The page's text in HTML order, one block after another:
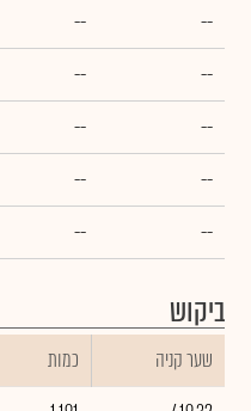
--
--
--
--
--
--
--
--
--
--
ביקוש
שער קניה כמות